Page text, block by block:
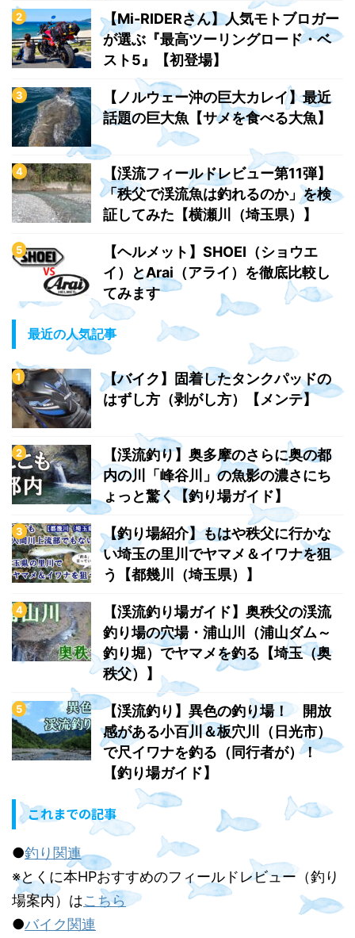
【Mi-RIDERさん】人気モトブロガー
が選ぶ『最高ツーリングロード・ベ
スト5』【初登場】
【ノルウェー沖の巨大カレイ】最近
話題の巨大魚【サメを食べる大魚】
【渓流フィールドレビュー第11弾】
「秩父で渓流魚は釣れるのか」を検
証してみた【横瀬川（埼玉県）】
【ヘルメット】SHOEI（ショウエ
イ）とArai（アライ）を徹底比較し
てみます
最近の人気記事
【バイク】固着したタンクパッドの
はずし方（剥がし方）【メンテ】
【渓流釣り】奥多摩のさらに奥の都
内の川「峰谷川」の魚影の濃さにち
ょっと驚く【釣り場ガイド】
【釣り場紹介】もはや秩父に行かな
い埼玉の里川でヤマメ＆イワナを狙
う【都幾川（埼玉県）】
【渓流釣り場ガイド】奥秩父の渓流
釣り場の穴場・浦山川（浦山ダム～
釣り堀）でヤマメを釣る【埼玉（奥
秩父）】
【渓流釣り】異色の釣り場！ 開放
感がある小百川＆板穴川（日光市）
で尺イワナを釣る（同行者が）！
【釣り場ガイド】
これまでの記事
●釣り関連
※とくに本HPおすすめのフィールドレビュー（釣り
場案内）はこちら
●バイク関連